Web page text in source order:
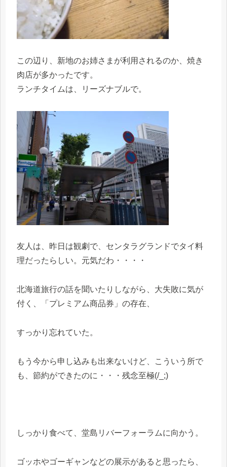
この辺り、新地のお姉さまが利用されるのか、焼き
肉店が多かったです。
ランチタイムは、リーズナブルで。
友人は、昨日は観劇で、センタラグランドでタイ料
理だったらしい。元気だわ・・・・
北海道旅行の話を聞いたりしながら、大失敗に気が
付く、「プレミアム商品券」の存在、
すっかり忘れていた。
もう今から申し込みも出来ないけど、こういう所で
も、節約ができたのに・・・残念至極(/_;)
しっかり食べて、堂島リバーフォーラムに向かう。
ゴッホやゴーギャンなどの展示があると思ったら、